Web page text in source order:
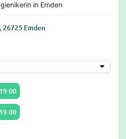
in Emden
26725 Emden
19:00
19:00